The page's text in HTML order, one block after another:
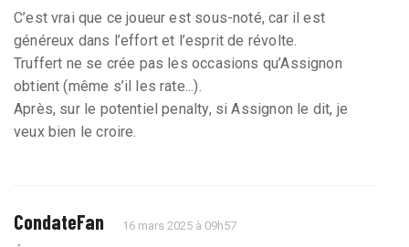
C’est vrai que ce joueur est sous-noté, car il est
généreux dans l’effort et l’esprit de révolte.
Truffert ne se crée pas les occasions qu’Assignon
obtient (même s’il les rate...).
Après, sur le potentiel penalty, si Assignon le dit, je
veux bien le croire.
CondateFan 16 mars 2025 à 09h57